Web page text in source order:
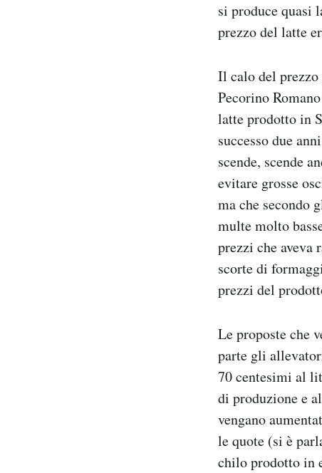
si produce quasi
prezzo del latte
Il calo del prezzo
Pecorino
latte prodotto in
successo due
scende, scende
evitare grosse
ma che secondo
multe molto
prezzi che
scorte di
prezzi del
Le proposte che
parte gli
70 centesimi al
di produzione e
vengano
le quote (si è
chilo prodotto in